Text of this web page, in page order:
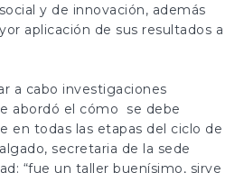
y de innovación, además
aplicación de sus resultados a
a cabo investigaciones
abordó el cómo se debe
en todas las etapas del ciclo de
secretaria de la sede
“fue un taller buenísimo, sirve